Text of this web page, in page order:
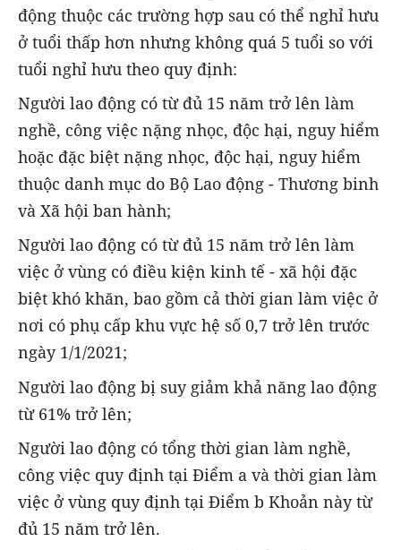
động thuộc các trường hợp sau có thể nghỉ hưu
ở tuổi thấp hơn nhưng không quá 5 tuổi so với
tuổi nghỉ hưu theo quy định:
Người lao động có từ đủ 15 năm trở lên làm
nghề, công việc nặng nhọc, độc hại, nguy hiểm
hoặc đặc biệt nặng nhọc, độc hại, nguy hiểm
thuộc danh mục do Bộ Lao động - Thương binh
và Xã hội ban hành;
Người lao động có từ đủ 15 năm trở lên làm
việc ở vùng có điều kiện kinh tế - xã hội đặc
biệt khó khăn, bao gồm cả thời gian làm việc ở
nơi có phụ cấp khu vực hệ số 0,7 trở lên trước
ngày 1/1/2021;
Người lao động bị suy giảm khả năng lao động
từ 61% trở lên;
Người lao động có tổng thời gian làm nghề,
công việc quy định tại Điểm a và thời gian làm
việc ở vùng quy định tại Điểm b Khoản này từ
đủ 15 năm trở lên.